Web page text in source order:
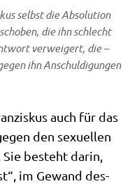
selbst die Abso­lu­ti­on
die ihn schlecht
ver­wei­gert, die –
ihn Anschul­di­gun­gen
auch für das
den sexu­el­len
besteht dar­in,
im Gewand des­